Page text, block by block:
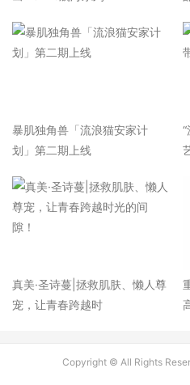
暴肌独角兽「流浪猫安家计
划」第二期上线
真美·圣诗蔓|拯救肌肤、懒人尊
宠，让青春跨越时
Copyright © All Rights